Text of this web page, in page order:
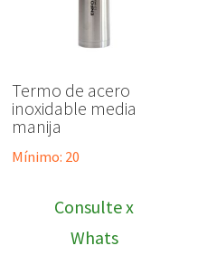
Termo de acero
inoxidable media
manija
Mínimo: 20
Consulte x
Whats